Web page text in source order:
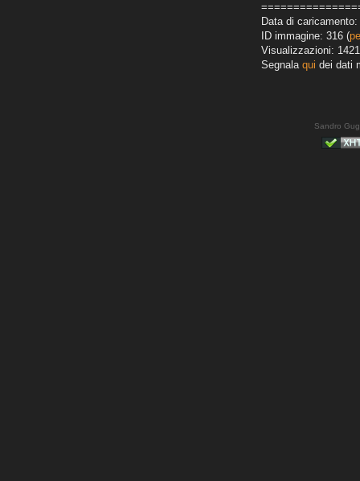
Data di caricamento:
ID immagine: 316 (
Visualizzazioni: 1421
Segnala qui dei dati
Sandro